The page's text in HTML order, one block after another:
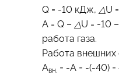
Q = -10 кДж, △U
А = Q – △U = -10
работа газа.
Работа внешних
Авн. = -А = -(-40)